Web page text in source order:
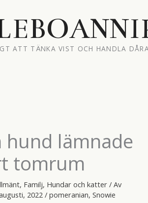
ATT TÄNKA VIST OCH HANDLA
hund lämnade
tomrum
, Familj, Hundar och katter / Av
2022 / pomeranian, Snowie